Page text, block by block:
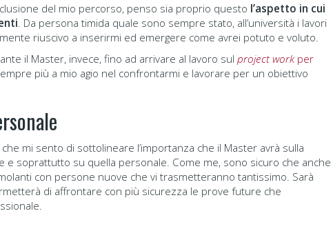
del mio percorso, penso sia proprio questo l’aspetto in cui
. Da persona timida quale sono sempre stato, all’università i lavori
riuscivo a inserirmi ed emergere come avrei potuto e voluto.
il Master, invece, fino ad arrivare al lavoro sul project workper
più a mio agio nel confrontarmi e lavorare per un obiettivo
mi sento di sottolineare l’importanza che il Master avrà sulla
e soprattutto su quella personale. Come me, sono sicuro che anche
con persone nuove che vi trasmetteranno tantissimo. Sarà
di affrontare con più sicurezza le prove future che